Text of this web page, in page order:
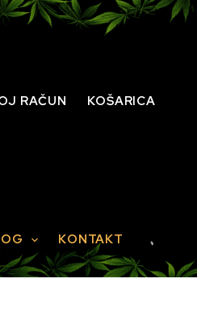
RAČUN KOŠARICA
KONTAKT